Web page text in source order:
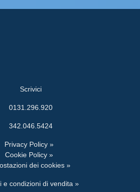
Scrivici
0131.296.920
342.046.5424
Privacy Policy »
Cookie Policy »
dei cookies »
e condizioni di vendita »